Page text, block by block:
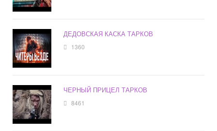
ДЕДОВСКАЯ КАСКА ТАРКОВ
1360
ЧЕРНЫЙ ПРИЦЕЛ ТАРКОВ
8461